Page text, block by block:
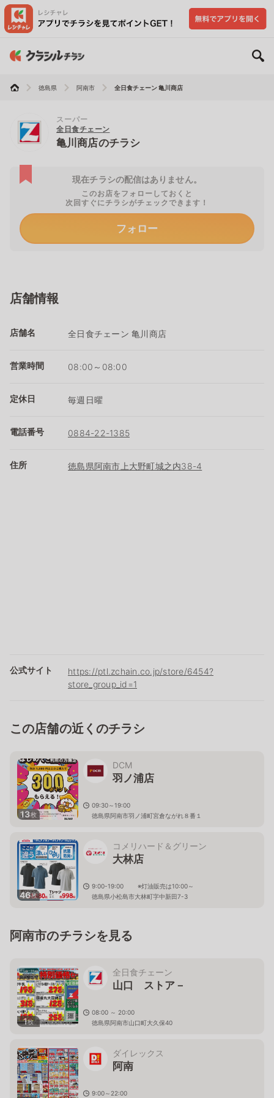
徳島県 阿南市 全日食チェーン 亀川商店
スーパー
全日食チェーン
亀川商店のチラシ
現在チラシの配信はありません。
このお店をフォローしておくと
次回すぐにチラシがチェックできます！
フォロー
店舗情報
店舗名 全日食チェーン 亀川商店
営業時間 08:00～08:00
定休日 毎週日曜
電話番号 0884-22-1385
住所 徳島県阿南市上大野町城之内38-4
公式サイト
https://ptl.zchain.co.jp/store/6454?
store_group_id=1
この店舗の近くのチラシ
13枚
DCM
羽ノ浦店
09:30～19:00
徳島県阿南市羽ノ浦町宮倉ながれ８番１
46枚
コメリハード＆グリーン
大林店
9:00-19:00 ※灯油販売は10:00～
徳島県小松島市大林町字中新田7-3
阿南市のチラシを見る
1枚
全日食チェーン
山口 ストア－
08:00 ～ 20:00
徳島県阿南市山口町大久保40
ダイレックス
阿南
9:00～22:00